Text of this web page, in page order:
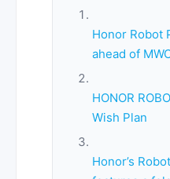
Honor Robot
ahead of
HONOR
Wish Plan
Honor’s